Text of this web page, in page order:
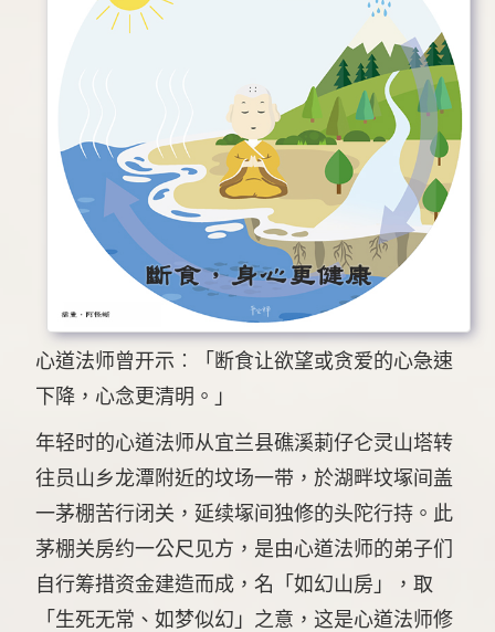
心道法师曾开示︰「断食让欲望或贪爱的心急速
下降，心念更清明。」
年轻时的心道法师从宜兰县礁溪莿仔仑灵山塔转
往员山乡龙潭附近的坟场一带，於湖畔坟塚间盖
一茅棚苦行闭关，延续塚间独修的头陀行持。此
茅棚关房约一公尺见方，是由心道法师的弟子们
自行筹措资金建造而成，名「如幻山房」，取
「生死无常、如梦似幻」之意，这是心道法师修